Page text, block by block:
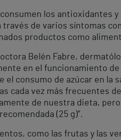
los antioxidantes
través de varios síntomas
productos como
Belén Fabre,
en el funcionamiento
el consumo de azúcar en la
cada vez más frecuentes
de nuestra dieta,
(25 g)”.
como las frutas y las